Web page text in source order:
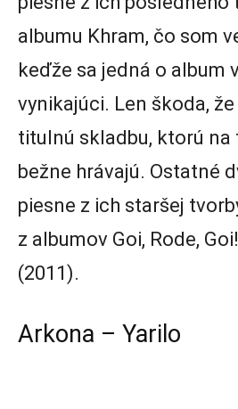
albumu Khram, čo som
keďže sa jedná o album
vynikajúci. Len škoda,
titulnú skladbu, ktorú na
bežne hrávajú. Ostatné
piesne z ich staršej
z albumov Goi, Rode,
(2011).
Arkona – Yarilo